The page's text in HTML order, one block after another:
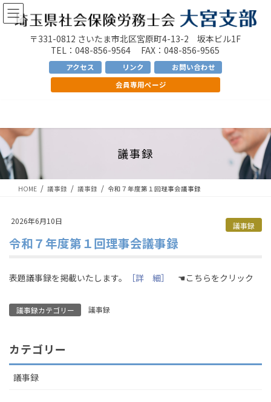
コ
ン
プ
ナ
ビ
動
〒331-0812 さいたま市北区宮原町4-13-2 坂本ビル1F
TEL：048-856-9564 FAX：048-856-9565
アクセス リンク
お問い合わせ
会員専用ページ
議事録
HOME 議事録 議事録 令和７年度第１回理事会議事録
2026年6月10日 議事録
令和７年度第１回理事会議事録
表題議事録を掲載いたします。 ［詳 細］ ☚こちらをクリック
議事録カテゴリー 議事録
カテゴリー
議事録